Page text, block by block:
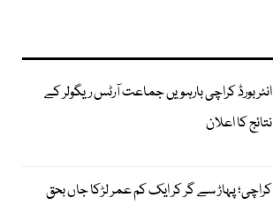
انٹر بورڈ کراچی بارہویں جماعت آرٹس ریگولر کے
نتائج کا اعلان
کراچی؛ پہاڑ سے گر کر ایک کم عمر لڑکا جاں بحق